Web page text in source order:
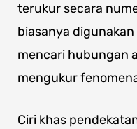
terukur secara
biasanya
mencari hubungan
mengukur
Ciri khas